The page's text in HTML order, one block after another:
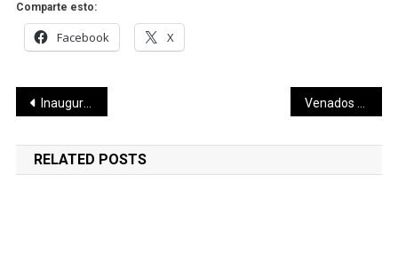
Comparte esto:
Facebook X
Navegación
de
entradas
Inauguración de trabajos de alumbrado público Venados vs Pachuca, a finales de enero
RELATED POSTS